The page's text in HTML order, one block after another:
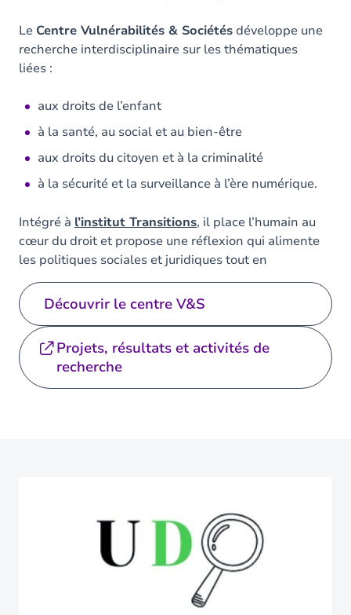
Le Centre Vulnérabilités & Sociétésdéveloppe une
recherche interdisciplinaire sur les thématiques
liées :
aux droits de l’enfant
à la santé, au social et au bien-être
aux droits du citoyen et à la criminalité
à la sécurité et la surveillance à l’ère numérique.
Intégré à l’institut Transitions, il place l’humain au
cœur du droit et propose une réflexion qui alimente
les politiques sociales et juridiques tout en
collaborant avec des acteurs institutionnels et…Lire
plus Découvrir le centre V&S
Projets, résultats et activités de
recherche